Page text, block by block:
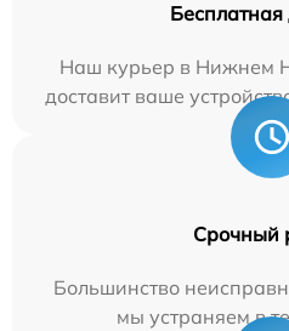
Бесплатная
Наш курьер в Нижнем
доставит ваше
Срочный
Большинство
мы устраняем в